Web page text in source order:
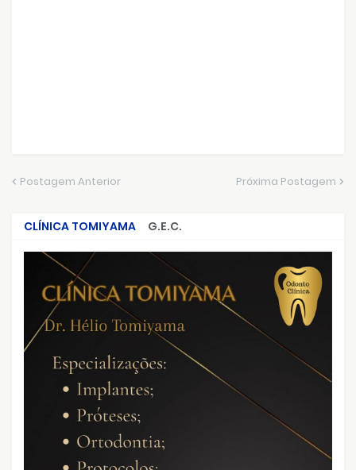
Postagem Anterior Próxima Postagem
CLÍNICA TOMIYAMA
G.E.C.
CRIMES QUE ABALARAM O BRASIL